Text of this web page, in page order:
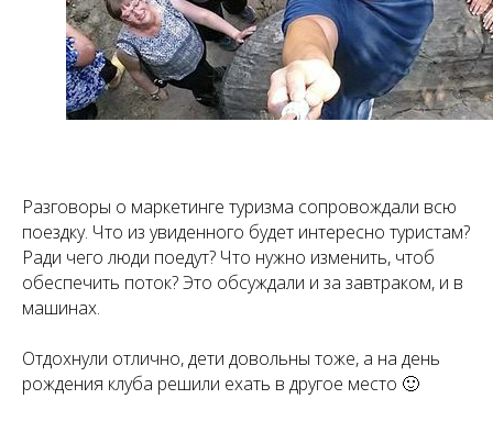
Разговоры о маркетинге туризма сопровождали всю
поездку. Что из увиденного будет интересно туристам?
Ради чего люди поедут? Что нужно изменить, чтоб
обеспечить поток? Это обсуждали и за завтраком, и в
машинах.
Отдохнули отлично, дети довольны тоже, а на день
рождения клуба решили ехать в другое место 🙂